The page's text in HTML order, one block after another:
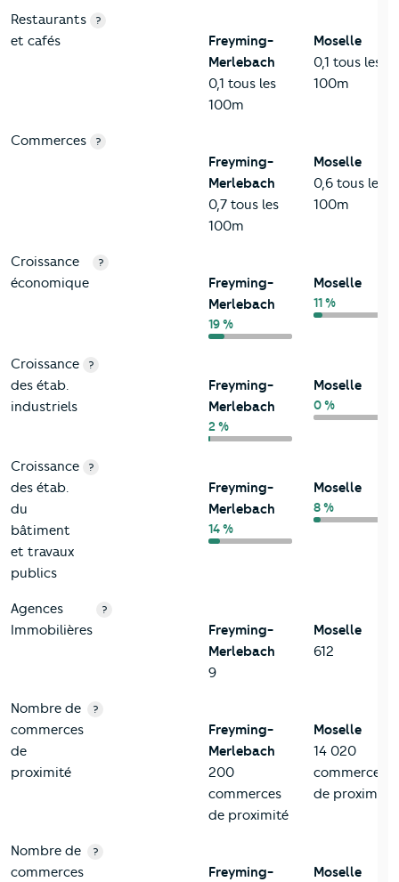
Restaurants
et cafés
?
Freyming-
Merlebach
0,1 tous les
100m
Moselle
0,1 tous les
100m
Commerces ?
Freyming-
Merlebach
0,7 tous les
100m
Moselle
0,6 tous les
100m
Croissance
économique
?
Freyming-
Merlebach
19 %
Moselle
11 %
Croissance
des étab.
industriels
?
Freyming-
Merlebach
2 %
Moselle
0 %
Croissance
des étab.
du
bâtiment
et travaux
publics
?
Freyming-
Merlebach
14 %
Moselle
8 %
Agences
Immobilières
?
Freyming-
Merlebach
9
Moselle
612
Nombre de
commerces
de
proximité
?
Freyming-
Merlebach
200
commerces
de proximité
Moselle
14 020
commerces
de proximité
Nombre de
commerces
?
Freyming-
Moselle